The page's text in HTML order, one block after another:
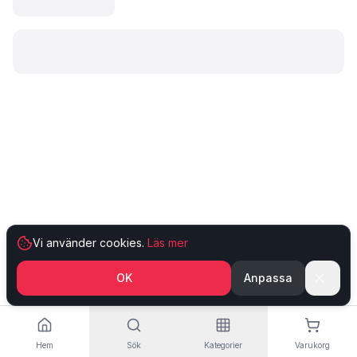
Hem Sök Kategorier Varukorg
Vi använder cookies. Läs mer
OK Anpassa